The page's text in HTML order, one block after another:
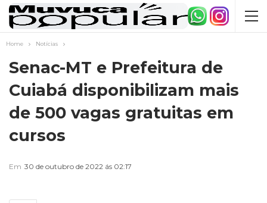
Home Notícias
Senac-MT e Prefeitura de
Cuiabá disponibilizam mais
de 500 vagas gratuitas em
cursos
Em 30 de outubro de 2022 ás 02:17